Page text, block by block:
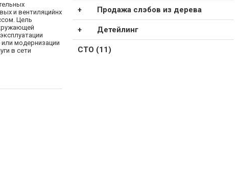
и вентиляцийнх
Цель
модернизации
в сети
Продажа слэбов из дерева
Детейлинг
СТО (11)